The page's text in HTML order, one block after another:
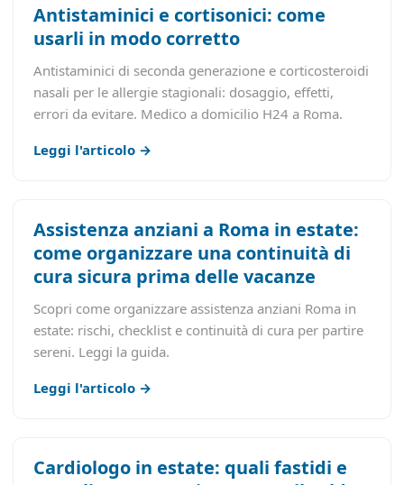
Antistaminici e cortisonici: come
usarli in modo corretto
Antistaminici di seconda generazione e corticosteroidi
nasali per le allergie stagionali: dosaggio, effetti,
errori da evitare. Medico a domicilio H24 a Roma.
Leggi l'articolo →
Assistenza anziani a Roma in estate:
come organizzare una continuità di
cura sicura prima delle vacanze
Scopri come organizzare assistenza anziani Roma in
estate: rischi, checklist e continuità di cura per partire
sereni. Leggi la guida.
Leggi l'articolo →
Cardiologo in estate: quali fastidi e